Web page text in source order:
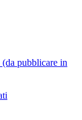
pubblicare in